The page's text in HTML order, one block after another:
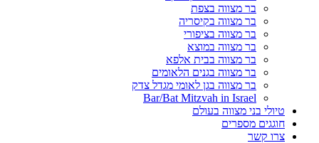
בר מצווה בצפת
בר מצווה בקיסריה
בר מצווה בציפורי
בר מצווה במוצא
בר מצווה בבית אלפא
בר מצווה בגנים הלאומים
בר מצווה בגן לאומי מגדל צדק
Bar/Bat Mitzvah in Israel
טיולי בני מצווה בעולם
חוגגים מספרים
צרו קשר